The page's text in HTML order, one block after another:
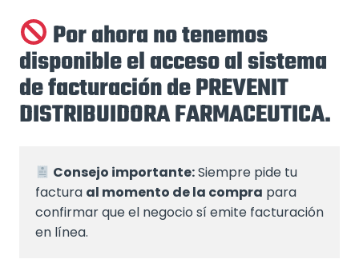
Por ahora no tenemos
disponible el acceso al sistema
de facturación de PREVENIT
DISTRIBUIDORA FARMACEUTICA.
Consejo importante: Siempre pide tu
factura al momento de la compra para
confirmar que el negocio sí emite facturación
en línea.